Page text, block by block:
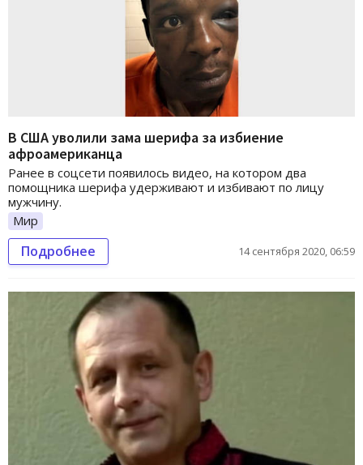
В США уволили зама шерифа за избиение
афроамериканца
Ранее в соцсети появилось видео, на котором два
помощника шерифа удерживают и избивают по лицу
мужчину.
Мир
Подробнее 14 сентября 2020, 06:59